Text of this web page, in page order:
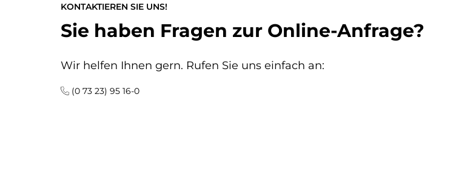
KONTAKTIEREN SIE UNS!
Sie haben Fragen zur Online-Anfrage?
Wir helfen Ihnen gern. Rufen Sie uns einfach an:
(0 73 23) 95 16-0